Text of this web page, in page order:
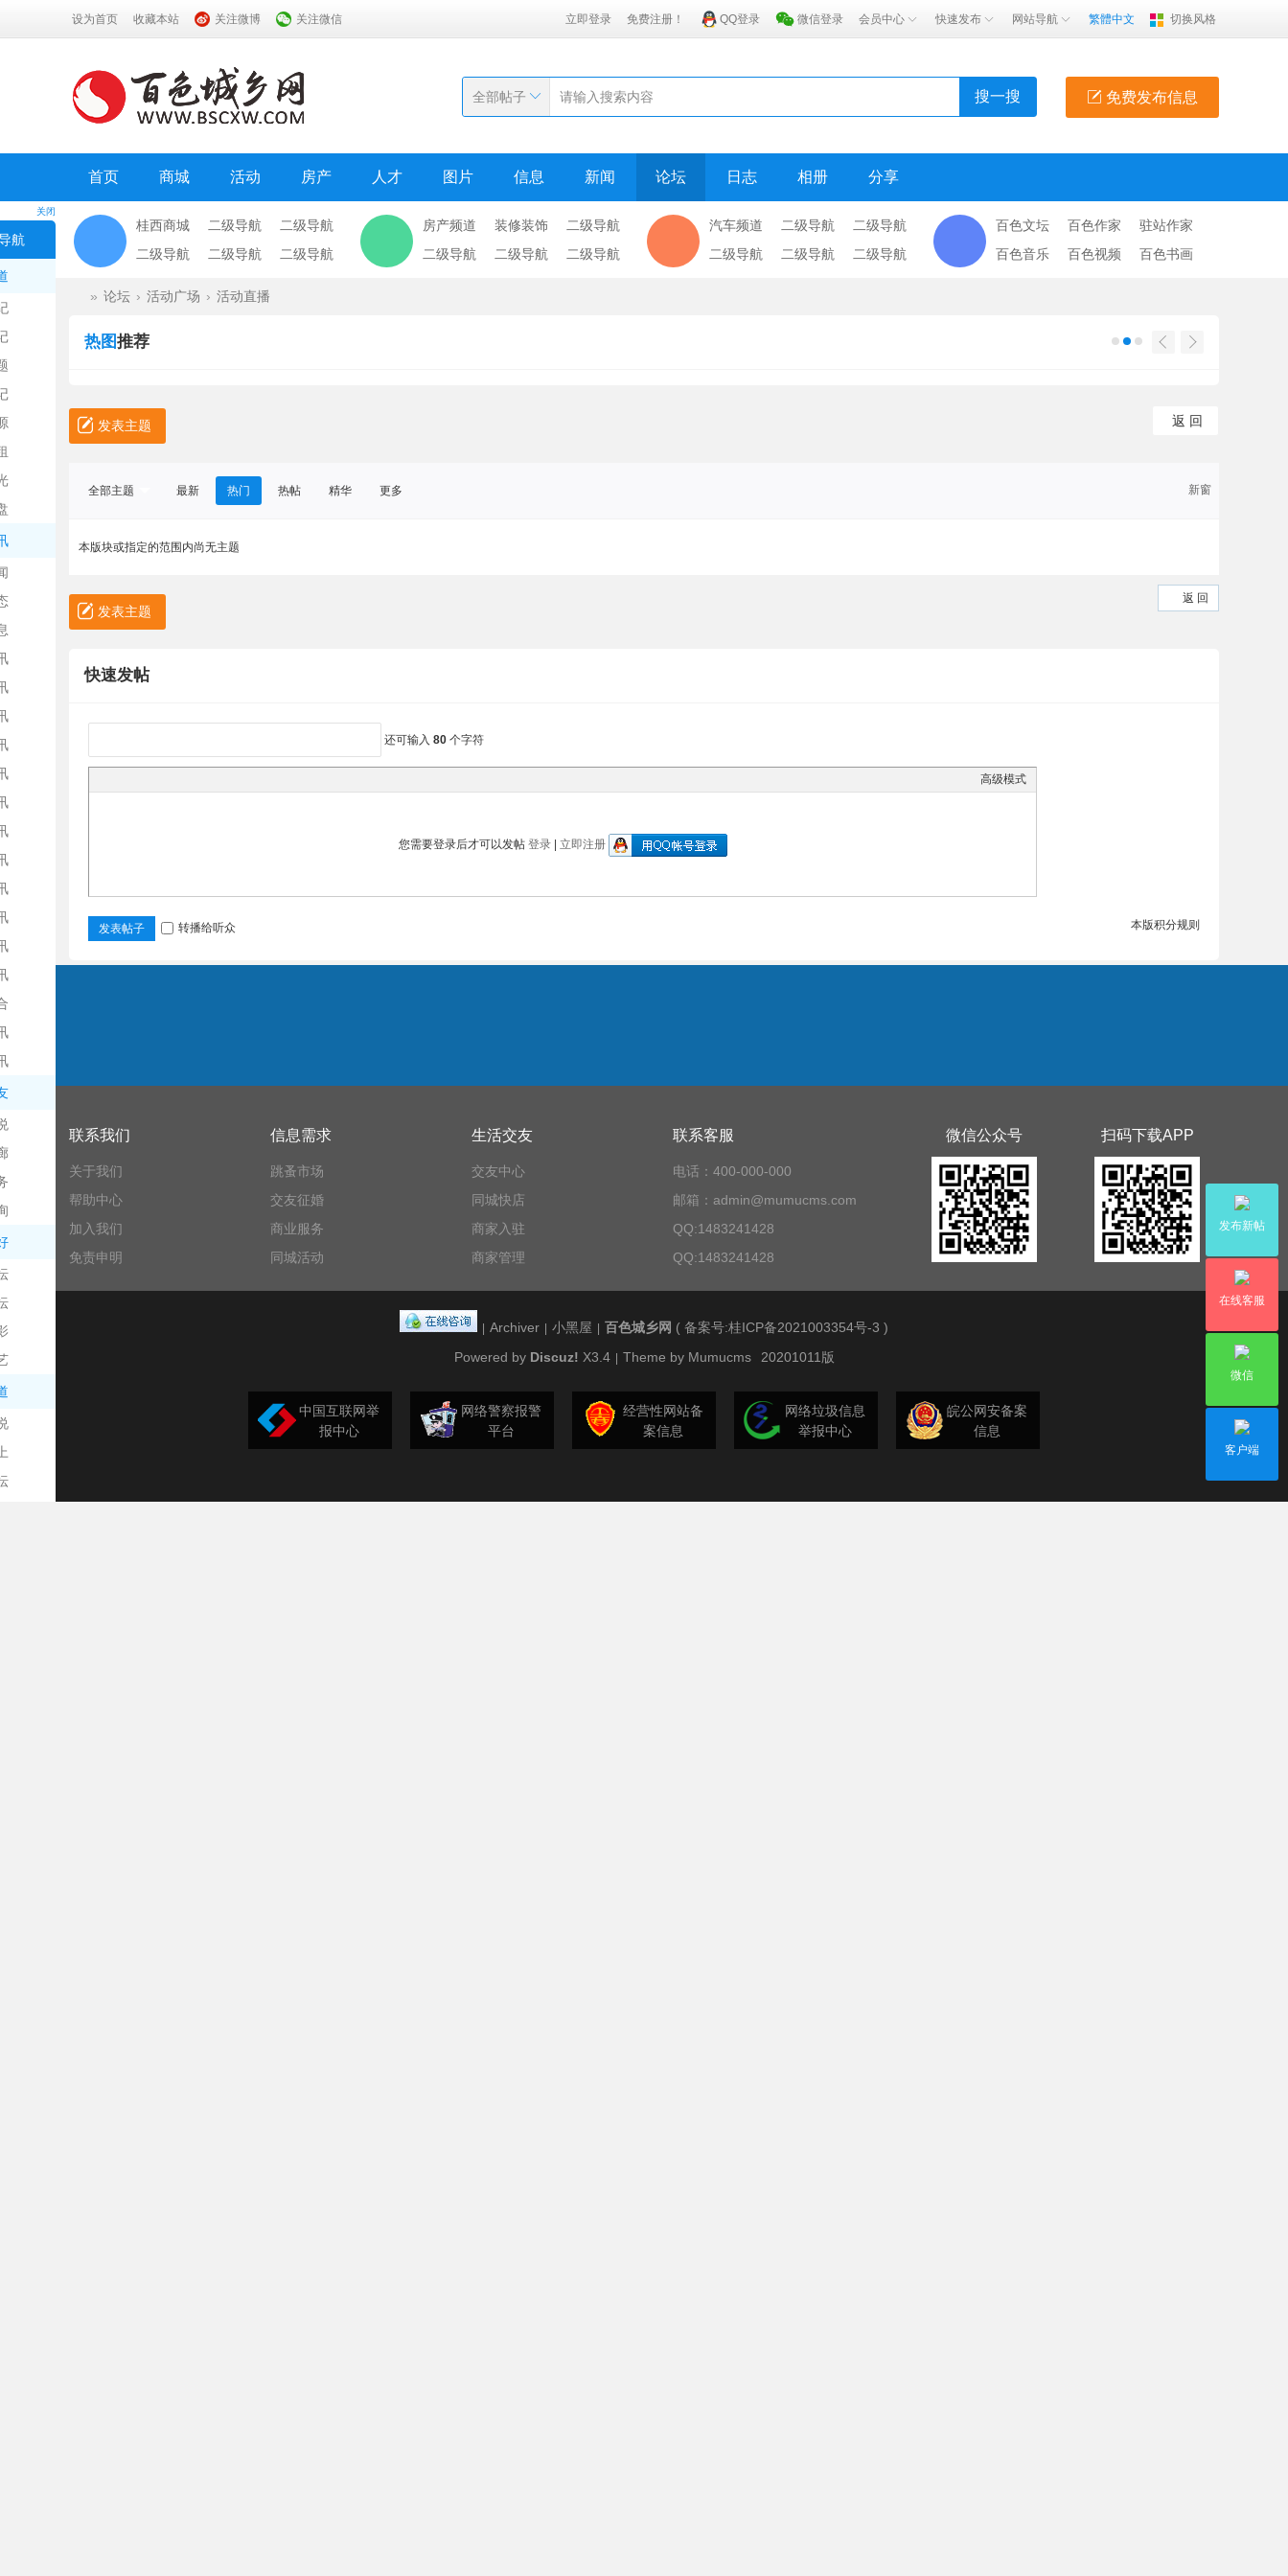
设为首页 收藏本站 关注微博 关注微信 立即登录 免费注册！ QQ登录 微信登录 会员中心 快速发布 网站导航 繁體中文 切换风格
免费发布信息
全部帖子 搜一搜
首页 商城 活动 房产 人才 图片 信息 新闻 论坛 日志 相册 分享
关闭
航
桂西商城 二级导航
二级导航
二级导航
二级导航 二级导航
房产频道 装修装饰
二级导航
二级导航
二级导航 二级导航
汽车频道 二级导航
二级导航
二级导航
二级导航 二级导航
百色文坛 百色作家
驻站作家
百色音乐
百色视频 百色书画
网
» 论坛 › 活动广场 › 活动直播
热图推荐
返 回
发表主题
新窗
全部主题 最新 热门 热帖 精华 更多
本版块或指定的范围内尚无主题
返 回
发表主题
快速发帖
还可输入 80 个字符
高级模式
您需要登录后才可以发帖 登录| 立即注册
本版积分规则
发表帖子 转播给听众
发布新帖
在线客服
微信
客户端
联系我们
关于我们
帮助中心
加入我们
免责申明
信息需求
跳蚤市场
交友征婚
商业服务
同城活动
生活交友
交友中心
同城快店
商家入驻
商家管理
联系客服
电话：400-000-000
邮箱：admin@mumucms.com
QQ:1483241428
QQ:1483241428
微信公众号 扫码下载APP
Archiver 小黑屋 百色城乡网 ( 备案号:桂ICP备2021003354号-3 )
Powered by Discuz! X3.4 Theme by Mumucms 20201011版
中国互联网举
报中心
网络警察报警
平台
经营性网站备
案信息
网络垃圾信息
举报中心
皖公网安备案
信息